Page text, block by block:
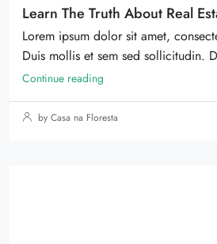
Learn The Truth About Real
Lorem ipsum dolor sit amet,
Duis mollis et sem sed sollicitudin.
Continue reading
by Casa na Floresta